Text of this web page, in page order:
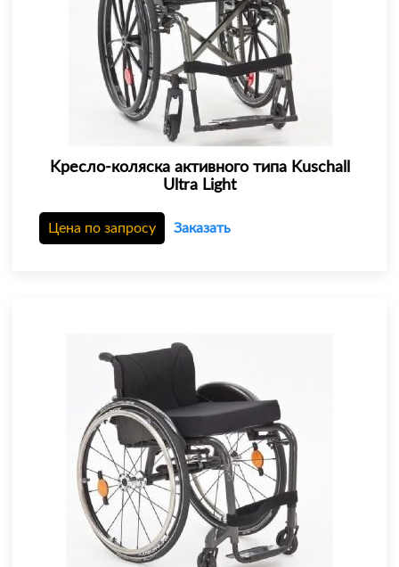
Kресло-коляска активного типа Kuschall
Ultra Light
Цена по запросу Заказать